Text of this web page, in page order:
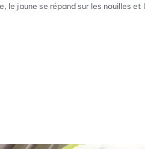
le jaune se répand sur les nouilles et
l’échelle Green Betty